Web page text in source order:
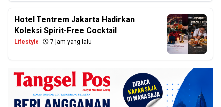
Hotel Tentrem Jakarta Hadirkan
Koleksi Spirit-Free Cocktail
Lifestyle 7 jam yang lalu